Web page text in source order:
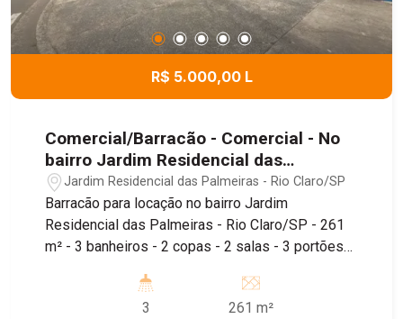
R$ 5.000,00 L
Comercial/Barracão - Comercial - No
bairro Jardim Residencial das
Palmeiras
Jardim Residencial das Palmeiras - Rio Claro/SP
Barracão para locação no bairro Jardim
Residencial das Palmeiras - Rio Claro/SP - 261
m² - 3 banheiros - 2 copas - 2 salas - 3 portões
de 260m², conta com depósito, piso térreo e piso
superior, sendo localizado próximo ao
3 261 m²